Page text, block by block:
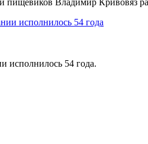
пищевиков Владимир Кривовяз
исполнилось 54 года.